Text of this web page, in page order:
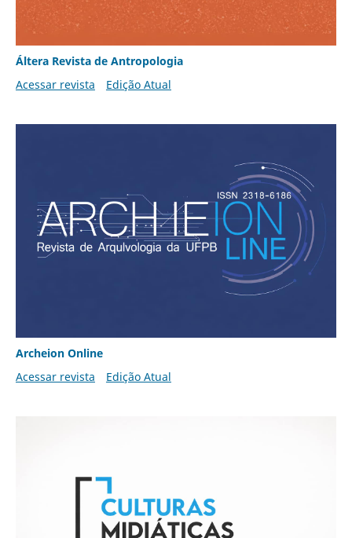
Áltera Revista de Antropologia
Acessar revista
Edição Atual
Archeion Online
Acessar revista
Edição Atual